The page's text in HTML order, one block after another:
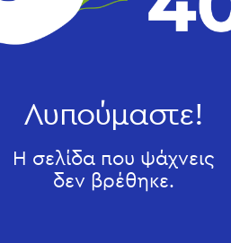
Λυπούμαστε!
Η σελίδα που ψάχνεις
δεν βρέθηκε.